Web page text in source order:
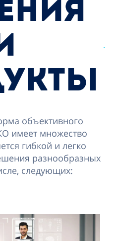
объективного
имеет множество
гибкой и легко
разнообразных
следующих: